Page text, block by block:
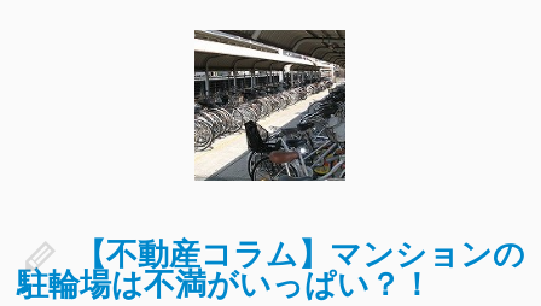
【不動産コラム】マンションの
駐輪場は不満がいっぱい？！